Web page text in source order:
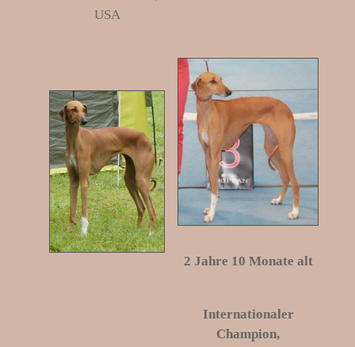
USA
2 Jahre 10 Monate alt
Internationaler
Champion,